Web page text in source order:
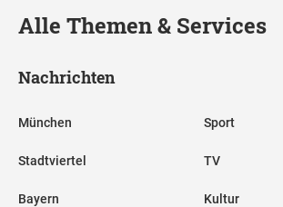
Alle Themen & Services
Nachrichten
München
Stadtviertel
Bayern
Sport
TV
Kultur